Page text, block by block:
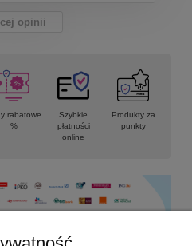
opinii
rabatowe
%
Szybkie
płatności
online
Produkty za
punkty